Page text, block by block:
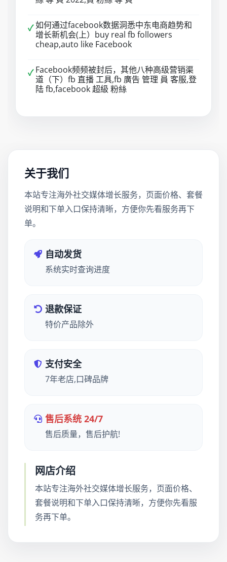
✓如何通过facebook数据洞悉中东电商趋势和
增长新机会(上）buy real fb followers
cheap,auto like Facebook
✓ Facebook频频被封后，其他八种高级营销渠
道（下）fb 直播 工具,fb 廣告 管理 員 客服,登
陆 fb,facebook 超級 粉絲
关于我们
本站专注海外社交媒体增长服务，页面价格、套餐
说明和下单入口保持清晰，方便你先看服务再下
单。
自动发货
系统实时查询进度
退款保证
特价产品除外
支付安全
7年老店,口碑品牌
售后系统 24/7
售后质量，售后护航!
网店介绍
本站专注海外社交媒体增长服务，页面价格、
套餐说明和下单入口保持清晰，方便你先看服
务再下单。